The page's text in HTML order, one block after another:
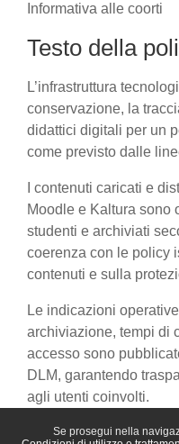
Se prosegui nella
Informativa alle coorti
Testo della
L’infrastruttura
conservazione, la
didattici digitali per un
come previsto dalle
I contenuti caricati e
Moodle e Kaltura sono
studenti e archiviati
coerenza con le policy
contenuti e sulla
Le indicazioni
archiviazione, tempi di
accesso sono
DLM, garantendo
agli utenti coinvolti.